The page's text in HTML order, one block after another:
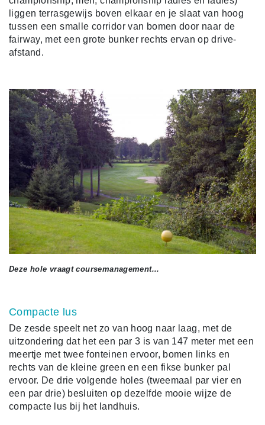
liggen terrasgewijs boven elkaar en je slaat van hoog
tussen een smalle corridor van bomen door naar de
fairway, met een grote bunker rechts ervan op drive-
afstand.
Deze hole vraagt coursemanagement...
Compacte lus
De zesde speelt net zo van hoog naar laag, met de
uitzondering dat het een par 3 is van 147 meter met een
meertje met twee fonteinen ervoor, bomen links en
rechts van de kleine green en een fikse bunker pal
ervoor. De drie volgende holes (tweemaal par vier en
een par drie) besluiten op dezelfde mooie wijze de
compacte lus bij het landhuis.